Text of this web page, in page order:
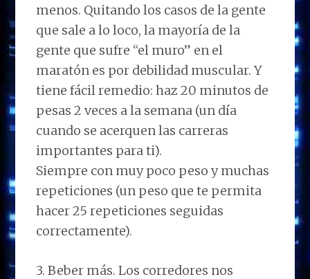
menos. Quitando los casos de la gente
que sale a lo loco, la mayoría de la
gente que sufre “el muro” en el
maratón es por debilidad muscular. Y
tiene fácil remedio: haz 20 minutos de
pesas 2 veces a la semana (un día
cuando se acerquen las carreras
importantes para ti).
Siempre con muy poco peso y muchas
repeticiones (un peso que te permita
hacer 25 repeticiones seguidas
correctamente).
3. Beber más. Los corredores nos